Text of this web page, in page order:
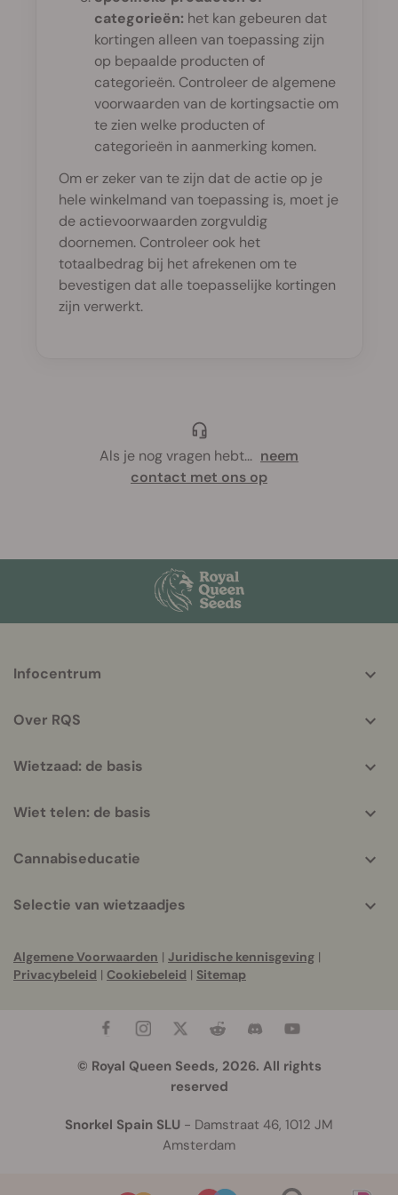
categorieën: het kan gebeuren dat
kortingen alleen van toepassing zijn
op bepaalde producten of
categorieën. Controleer de algemene
voorwaarden van de kortingsactie om
te zien welke producten of
categorieën in aanmerking komen.
Om er zeker van te zijn dat de actie op je
hele winkelmand van toepassing is, moet je
de actievoorwaarden zorgvuldig
doornemen. Controleer ook het
totaalbedrag bij het afrekenen om te
bevestigen dat alle toepasselijke kortingen
zijn verwerkt.
Als je nog vragen hebt... neem
contact met ons op
helpful
Infocentrum
Over RQS
Wietzaad: de basis
Wiet telen: de basis
Cannabiseducatie
Selectie van wietzaadjes
Algemene Voorwaarden | Juridische kennisgeving |
Privacybeleid | Cookiebeleid | Sitemap
© Royal Queen Seeds, 2026. All rights
reserved
Snorkel Spain SLU - Damstraat 46, 1012 JM
Amsterdam